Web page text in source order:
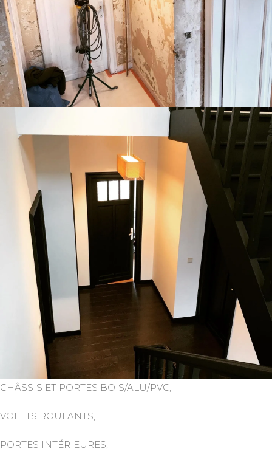
CHÂSSIS ET PORTES BOIS/ALU/PVC,
VOLETS ROULANTS,
PORTES INTÉRIEURES,